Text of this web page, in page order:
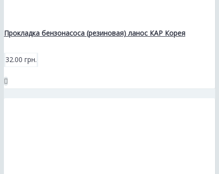
Прокладка бензонасоса (резиновая) ланос КАР Корея
32.00 грн.